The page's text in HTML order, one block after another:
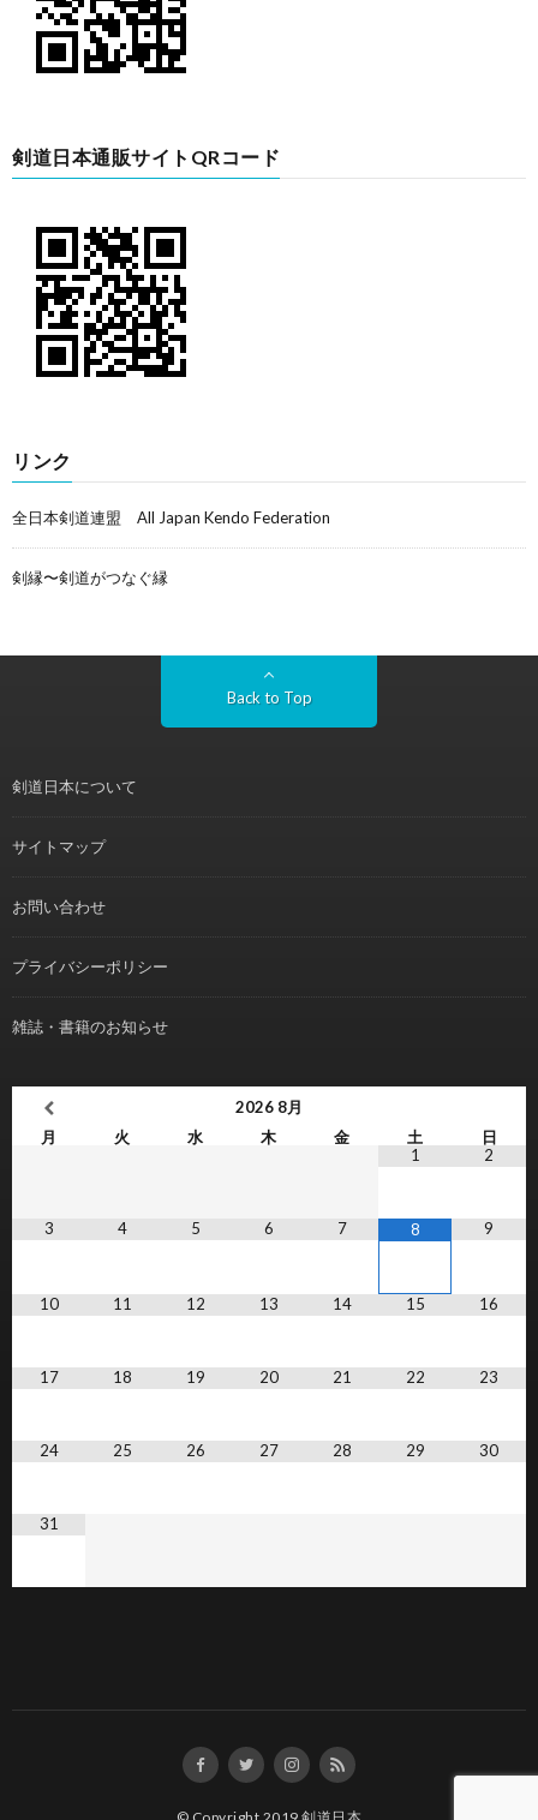
剣道日本通販サイトQRコード
リンク
全日本剣道連盟 All Japan Kendo Federation
剣縁〜剣道がつなぐ縁
Back to Top
剣道日本について
サイトマップ
お問い合わせ
プライバシーポリシー
雑誌・書籍のお知らせ
2026 8月
月
火 水 木 金 土
日
1
2
3 4 5 6 7 8 9
10 11 12 13 14 15 16
17 18 19 20 21 22 23
24 25 26 27 28 29 30
31